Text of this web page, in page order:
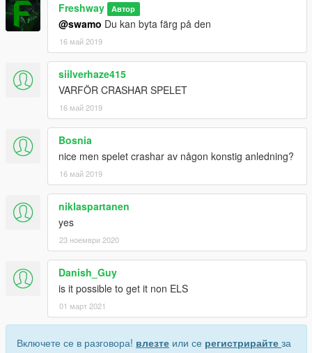
Freshway Автор
@swamo Du kan byta färg på den
16 май 2019
siilverhaze415
VARFÖR CRASHAR SPELET
16 май 2019
Bosnia
nice men spelet crashar av någon konstig anledning?
16 май 2019
niklaspartanen
yes
23 ноември 2020
Danish_Guy
is it possible to get it non ELS
01 март 2021
Включете се в разговора! влезте или се регистрирайте за